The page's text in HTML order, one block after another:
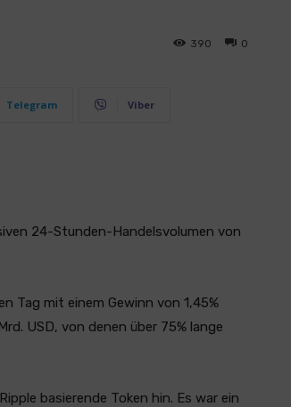
0
390
Telegram Viber
24-Stunden-Handelsvolumen von
Tag mit einem Gewinn von 1,45%
USD, von denen über 75% lange
basierende Token hin. Es war ein